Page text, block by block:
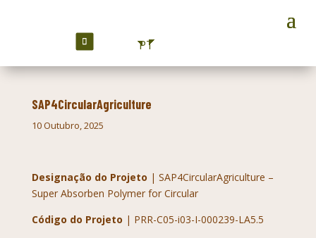
PT
SAP4CircularAgriculture
10 Outubro, 2025
Designação do Projeto | SAP4CircularAgriculture –
Super Absorben Polymer for Circular
Código do Projeto | PRR-C05-i03-I-000239-LA5.5